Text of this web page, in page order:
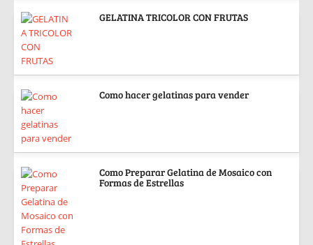
GELATINA TRICOLOR CON FRUTAS
Como hacer gelatinas para vender
Como Preparar Gelatina de Mosaico con
Formas de Estrellas